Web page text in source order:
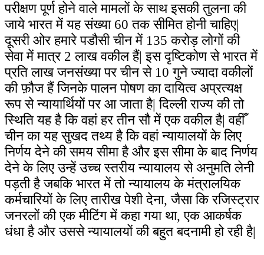
परीक्षण पूर्ण होने वाले मामलों के साथ इसकी तुलना की
जाये भारत में यह संख्या 60 तक सीमित होनी चाहिए|
दूसरी ओर हमारे पडौसी चीन में 135 करोड़ लोगों की
सेवा में मात्र 2 लाख वकील हैं| इस दृष्टिकोण से भारत में
प्रति लाख जनसंख्या पर चीन से 10 गुने ज्यादा वकीलों
की फ़ौज हैं जिनके पालन पोषण का दायित्व अप्रत्यक्ष
रूप से न्यायार्थियों पर आ जाता है| दिल्ली राज्य की तो
स्थिति यह है कि वहां हर तीन सौ में एक वकील है| वहीँ
चीन का यह सुखद तथ्य है कि वहां न्यायालयों के लिए
निर्णय देने की समय सीमा है और इस सीमा के बाद निर्णय
देने के लिए उन्हें उच्च स्तरीय न्यायालय से अनुमति लेनी
पड़ती है जबकि भारत में तो न्यायालय के मंत्रालयिक
कर्मचारियों के लिए तारीख पेशी देना, जैसा कि रजिस्ट्रार
जनरलों की एक मीटिंग में कहा गया था, एक आकर्षक
धंधा है और उससे न्यायालयों की बहुत बदनामी हो रही है|